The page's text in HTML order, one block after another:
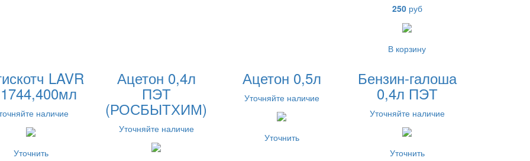
250руб
В корзину
LAVR
наличие
Уточнить
Ацетон 0,4л
ПЭТ
(РОСБЫТХИМ)
Уточняйте наличие
Ацетон 0,5л
Уточняйте наличие
Уточнить
Бензин-галоша
0,4л ПЭТ
Уточняйте наличие
Уточнить